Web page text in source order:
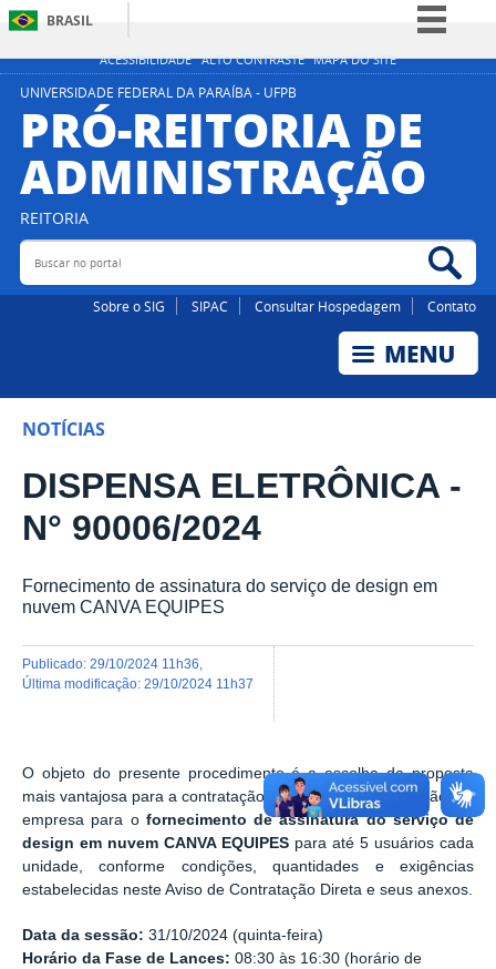
ACESSIBILIDADE ALTO CONTRASTE MAPA DO SITE
BRASIL
Simplifique!
Participe
Acesso à informação
Legislação
UNIVERSIDADE FEDERAL DA PARAÍBA - UFPB
PRÓ-REITORIA DE
ADMINISTRAÇÃO
REITORIA
Buscar no portal
Sobre o SIG SIPAC Consultar Hospedagem Contato
NOTÍCIAS
DISPENSA ELETRÔNICA -
N° 90006/2024
Fornecimento de assinatura do serviço de design em
nuvem CANVA EQUIPES
publicado: 29/10/2024 11h36
última modificação: 29/10/2024 11h37
O objeto do presente procedimento é a escolha da proposta
mais vantajosa para a contratação, por dispensa de licitação, de
empresa para ofornecimento de assinatura do serviço de
design em nuvem CANVA EQUIPES para até 5 usuários cada
unidade, conforme condições, quantidades e exigências
estabelecidas neste Aviso de Contratação Direta e seus anexos.
Data da sessão: 31/10/2024 (quinta-feira)
Horário da Fase de Lances: 08:30 às 16:30 (horário de